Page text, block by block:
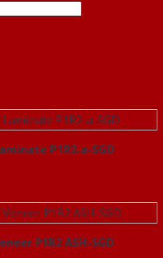
P1R2-a-SGD
P1R2 ASH-SGD